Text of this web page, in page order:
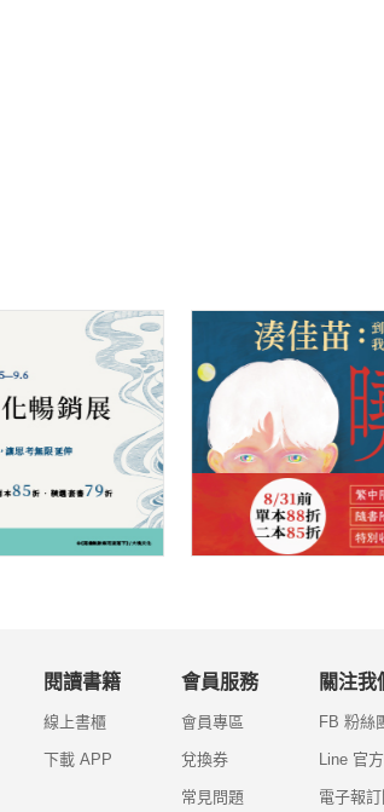
閱讀書籍
線上書櫃
下載 APP
會員服務
會員專區
兌換券
常見問題
關注我
FB 粉絲
Line 官
電子報訂